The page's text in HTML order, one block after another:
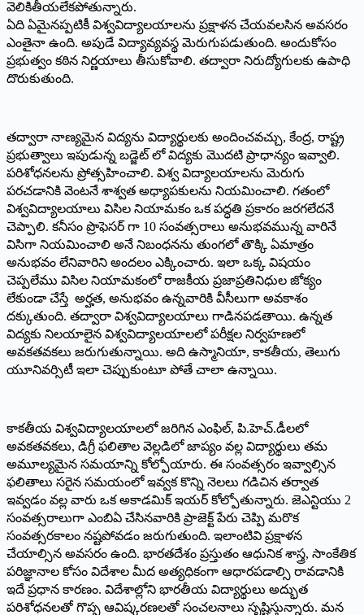
వెలికితీయలేకపోతున్నారు.
ఏది ఏమైనప్పటికీ విశ్వవిద్యాలయాలను ప్రక్షాళన చేయవలసిన అవసరం
ఎంతైనా ఉంది. అపుడే విద్యావ్యవస్థ మెరుగుపడుతుంది. అందుకోసం
ప్రభుత్వం కఠిన నిర్ణయాలు తీసుకోవాలి. తద్వారా నిరుద్యోగులకు ఉపాధి
దొరుకుతుంది.
తద్వారా నాణ్యమైన విద్యను విద్యార్థులకు అందించవచ్చు, కేంద్ర, రాష్ట్ర
ప్రభుత్వాలు ఇపుడున్న బడ్జెట్‌ లో విద్యకు మొదటి ప్రాధాన్యం ఇవ్వాలి.
పరిశోధనలను ప్రోత్సహించాలి. విశ్వ విద్యాలయాలను మెరుగు
పరచడానికి వెంటనే శాశ్వత అధ్యాపకులను నియమించాలి. గతంలో
విశ్వవిద్యాలయాలు విసిల నియామకం ఒక పద్ధతి ప్రకారం జరగలేదనే
చెప్పాలి. కనీసం ప్రొఫెసర్‌ గా 10 సంవత్సరాలు అనుభవమున్న వారినే
విసిగా నియమించాలి అనే నిబంధనను తుంగలో తొక్కి ఏమాత్రం
అనుభవం లేనివారిని అందలం ఎక్కించారు. ఇలా ఒక్క విషయం
చెప్పలేము విసిల నియామకంలో రాజకీయ ప్రజాప్రతినిధుల జోక్యం
లేకుండా చేస్తే అర్హత, అనుభవం ఉన్నవారికి వీసీలుగా అవకాశం
దక్కుతుంది. తద్వారా విశ్వవిద్యాలయాలు గాడినపడతాయి. ఉన్నత
విద్యకు నిలయాలైన విశ్వవిద్యాలయాలలో పరీక్షల నిర్వహణలో
అవకతవకలు జరుగుతున్నాయి. అది ఉస్మానియా, కాకతీయ, తెలుగు
యూనివర్సిటీ ఇలా చెప్పుకుంటూ పోతే చాలా ఉన్నాయి.
కాకతీయ విశ్వవిద్యాలయాలలో జరిగిన ఎంఫిల్‌, పి.హెచ్‌.డీలలో
అవకతవకలు, డిగ్రీ ఫలితాల వెల్లడిలో జాప్యం వల్ల విద్యార్థులు తమ
అమూల్యమైన సమయాన్ని కోల్పోయారు. ఈ సంవత్సరం ఇవ్వాల్సిన
ఫలితాలు సరైన సమయంలో ఇవ్వక కొన్ని నెలలు గడిచిన తర్వాత
ఇవ్వడం వల్ల వారు ఒక అకాడమిక్‌ ఇయర్‌ కోల్పోతున్నారు. జెఎన్టియు 2
సంవత్సరాలుగా ఎంబిఏ చేసినవారికి ప్రాజెక్ట్‌ పేరు చెప్పి మరొక
సంవత్సరకాలం నష్టపోవడం జరుగుతుంది. ఇలాంటివి ప్రక్షాళన
చేయాల్సిన అవసరం ఉంది. భారతదేశం ప్రస్తుతం ఆధునిక శాస్త్ర, సాంకేతిక
పరిజ్ఞానాల కోసం విదేశాల మీద అత్యధికంగా ఆధారపడాల్సి రావడానికి
ఇదే ప్రధాన కారణం. విదేశాల్లోని భారతీయ విద్యార్థులు అద్భుత
పరిశోధనలతో గొప్ప ఆవిష్కరణలతో సంచలనాలు సృష్టిస్తున్నారు. మన